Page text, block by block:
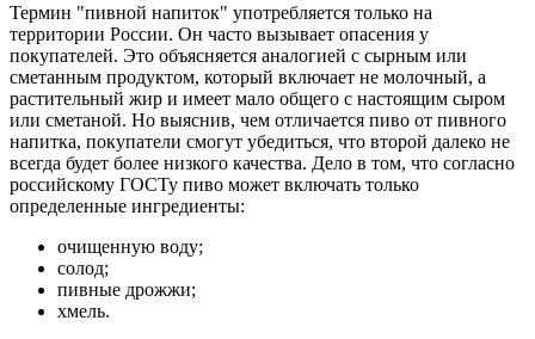
Термин "пивной напиток" употребляется только на
территории России. Он часто вызывает опасения у
покупателей. Это объясняется аналогией с сырным или
сметанным продуктом, который включает не молочный, а
растительный жир и имеет мало общего с настоящим сыром
или сметаной. Но выяснив, чем отличается пиво от пивного
напитка, покупатели смогут убедиться, что второй далеко не
всегда будет более низкого качества. Дело в том, что согласно
российскому ГОСТу пиво может включать только
определенные ингредиенты:
очищенную воду;
солод;
пивные дрожжи;
хмель.